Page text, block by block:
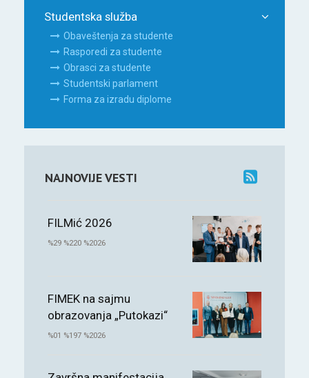
Studentska služba
Obaveštenja za studente
Rasporedi za studente
Obrasci za studente
Studentski parlament
Forma za izradu diplome
NAJNOVIJE VESTI
FILMić 2026
%29 %220 %2026
FIMEK na sajmu
obrazovanja „Putokazi“
%01 %197 %2026